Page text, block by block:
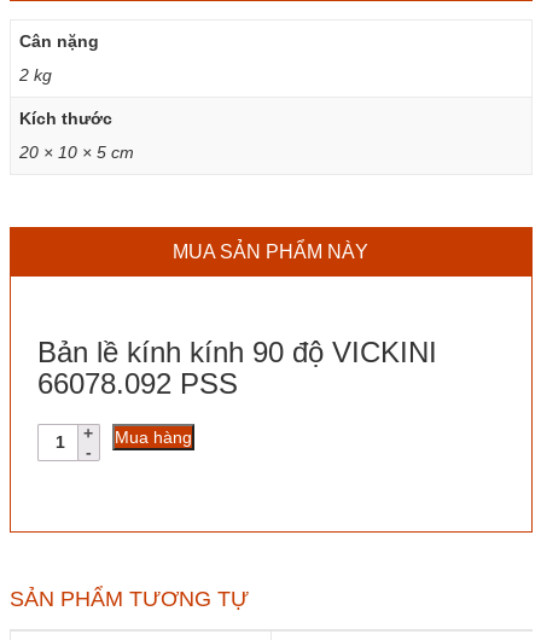
Cân nặng
2 kg
Kích thước
20 × 10 × 5 cm
MUA SẢN PHẨM NÀY
Bản lề kính kính 90 độ VICKINI
66078.092 PSS
Bản
66078.092
PSS
số
Mua hàng
SẢN PHẨM TƯƠNG TỰ